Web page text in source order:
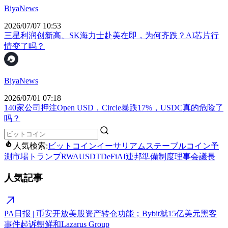
BiyaNews
2026/07/07 10:53
三星利润创新高、SK海力士赴美在即，为何齐跌？AI芯片行
情变了吗？
BiyaNews
2026/07/01 07:18
140家公司押注Open USD，Circle暴跌17%，USDC真的危险了
吗？
人気検索: ビットコインイーサリアム ステーブルコイン予
測市場 トランプRWAUSDTDeFiAI連邦準備制度理事会議長
人気記事
PA日报 | 币安开放美股资产转仓功能；Bybit就15亿美元黑客
事件起诉朝鲜和Lazarus Group